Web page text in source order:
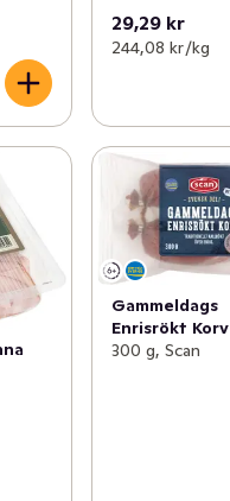
29,29 kr
244,08 kr /kg
Gammeldags
Enrisrökt Korv
300 g, Scan